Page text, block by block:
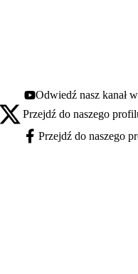
Youtube - otwiera się w nowej
Odwiedź nasz kanał
X - otwiera się w nowej karcie
Przejdź do naszego
Facebook - otwiera się w nowej
Przejdź do naszego